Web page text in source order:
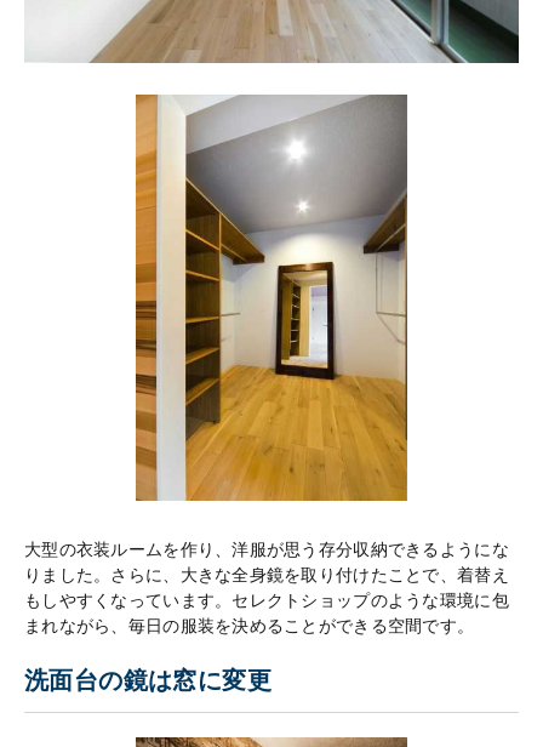
大型の衣装ルームを作り、洋服が思う存分収納できるようにな
りました。さらに、大きな全身鏡を取り付けたことで、着替え
もしやすくなっています。セレクトショップのような環境に包
まれながら、毎日の服装を決めることができる空間です。
洗面台の鏡は窓に変更